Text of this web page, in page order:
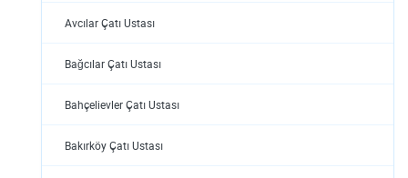
Avcılar Çatı Ustası
Bağcılar Çatı Ustası
Bahçelievler Çatı Ustası
Bakırköy Çatı Ustası